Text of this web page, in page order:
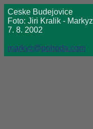
Ceske Budejovice
Foto: Jiri Kralik - Markyz
7. 8. 2002
markyz@pohoda.com